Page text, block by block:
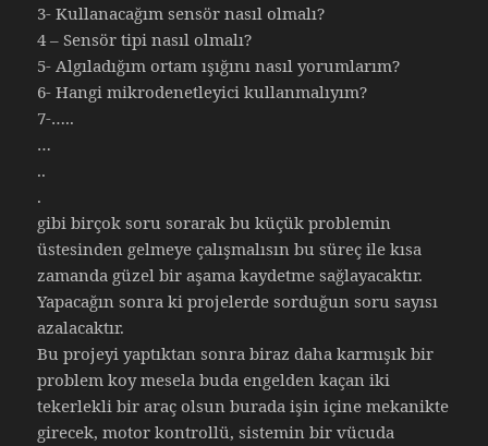
3- Kullanacağım sensör nasıl olmalı?
4 – Sensör tipi nasıl olmalı?
5- Algıladığım ortam ışığını nasıl yorumlarım?
6- Hangi mikrodenetleyici kullanmalıyım?
7-…..
…
..
.
gibi birçok soru sorarak bu küçük problemin
üstesinden gelmeye çalışmalısın bu süreç ile kısa
zamanda güzel bir aşama kaydetme sağlayacaktır.
Yapacağın sonra ki projelerde sorduğun soru sayısı
azalacaktır.
Bu projeyi yaptıktan sonra biraz daha karmışık bir
problem koy mesela buda engelden kaçan iki
tekerlekli bir araç olsun burada işin içine mekanikte
girecek, motor kontrollü, sistemin bir vücuda